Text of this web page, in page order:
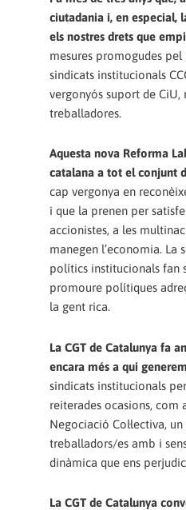
ciutadania i, en especial,
els nostres drets que
mesures promogudes
sindicats institucionals
vergonyós suport de
treballadores.
Aquesta nova Reforma
catalana a tot el conjunt
cap vergonya en
i que la prenen per
accionistes, a les
manegen l’economia. La
polítics institucionals fan
promoure polítiques
la gent rica.
La CGT de Catalunya fa
encara més a qui
sindicats institucionals
reiterades ocasions, com
Negociació Col·lectiva,
treballadors/es amb i
dinàmica que ens
La CGT de Catalunya